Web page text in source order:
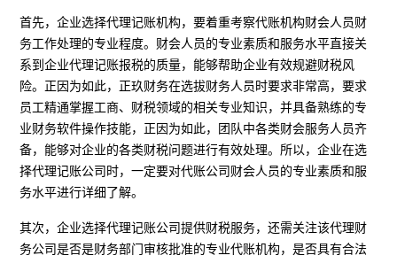
首先，企业选择代理记账机构，要着重考察代账机构财会人员财
务工作处理的专业程度。财会人员的专业素质和服务水平直接关
系到企业代理记账报税的质量，能够帮助企业有效规避财税风
险。正因为如此，正玖财务在选拔财务人员时要求非常高，要求
员工精通掌握工商、财税领域的相关专业知识，并具备熟练的专
业财务软件操作技能，正因为如此，团队中各类财会服务人员齐
备，能够对企业的各类财税问题进行有效处理。所以，企业在选
择代理记账公司时，一定要对代账公司财会人员的专业素质和服
务水平进行详细了解。
其次，企业选择代理记账公司提供财税服务，还需关注该代理财
务公司是否是财务部门审核批准的专业代账机构，是否具有合法